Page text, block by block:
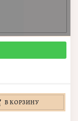
В КОРЗИНУ